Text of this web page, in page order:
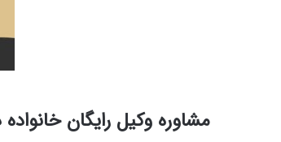
مشاوره وکیل رایگان